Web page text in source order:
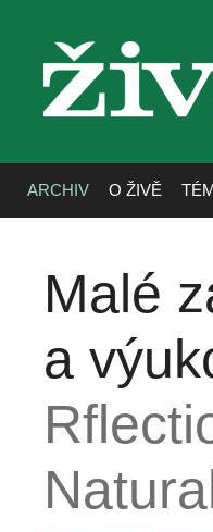
živa
ARCHIV O ŽIVĚ
Malé
a